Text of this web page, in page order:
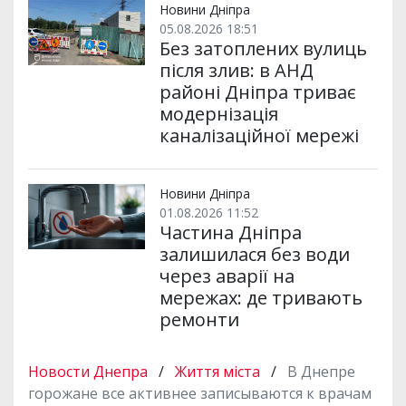
Новини Дніпра
05.08.2026 18:51
Без затоплених вулиць
після злив: в АНД
районі Дніпра триває
модернізація
каналізаційної мережі
Новини Дніпра
01.08.2026 11:52
Частина Дніпра
залишилася без води
через аварії на
мережах: де тривають
ремонти
Новости Днепра / Життя міста / В Днепре
горожане все активнее записываются к врачам